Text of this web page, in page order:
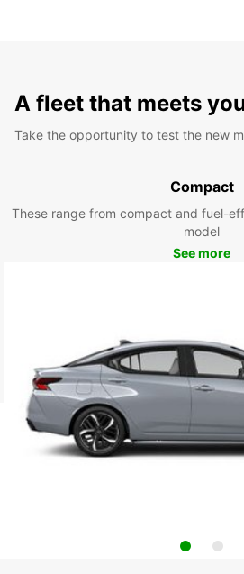
A fleet that meets
Take the opportunity to test the new
Compact
These range from compact and fuel-
model
See more